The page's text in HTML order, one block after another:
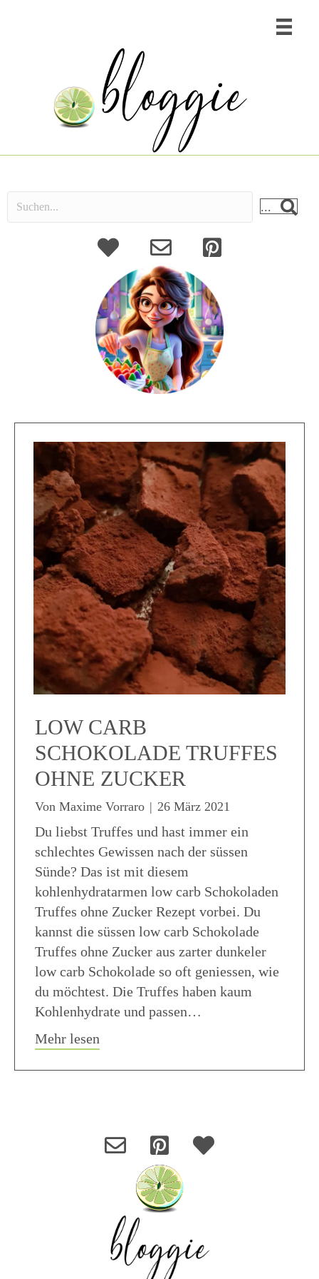
...
About Kontakt
LOW CARB
SCHOKOLADE TRUFFES
OHNE ZUCKER
Von Maxime Vorraro | 26 März 2021
Du liebst Truffes und hast immer ein
schlechtes Gewissen nach der süssen
Sünde? Das ist mit diesem
kohlenhydratarmen low carb Schokoladen
Truffes ohne Zucker Rezept vorbei. Du
kannst die süssen low carb Schokolade
Truffes ohne Zucker aus zarter dunkeler
low carb Schokolade so oft geniessen, wie
du möchtest. Die Truffes haben kaum
Kohlenhydrate und passen…
Mehr lesen